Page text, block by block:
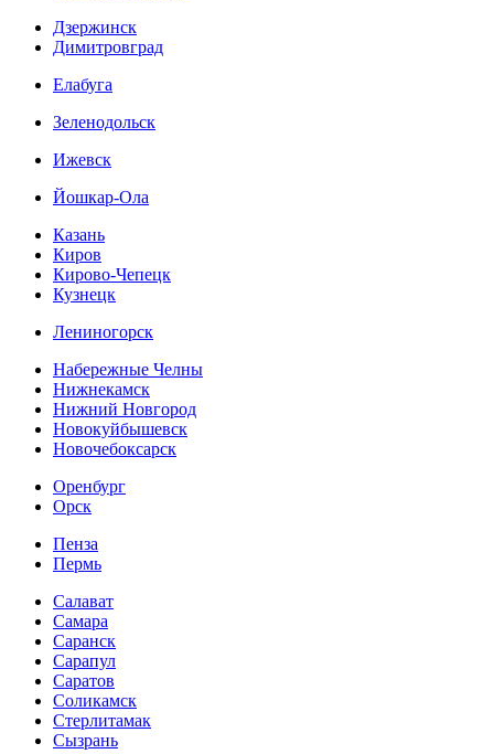
Дзержинск
Димитровград
Елабуга
Зеленодольск
Ижевск
Йошкар-Ола
Казань
Киров
Кирово-Чепецк
Кузнецк
Лениногорск
Набережные Челны
Нижнекамск
Нижний Новгород
Новокуйбышевск
Новочебоксарск
Оренбург
Орск
Пенза
Пермь
Салават
Самара
Саранск
Сарапул
Саратов
Соликамск
Стерлитамак
Сызрань